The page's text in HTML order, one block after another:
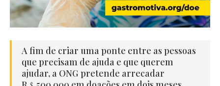
A fim de criar uma ponte entre as pessoas
que precisam de ajuda e que querem
ajudar, a ONG pretende arrecadar